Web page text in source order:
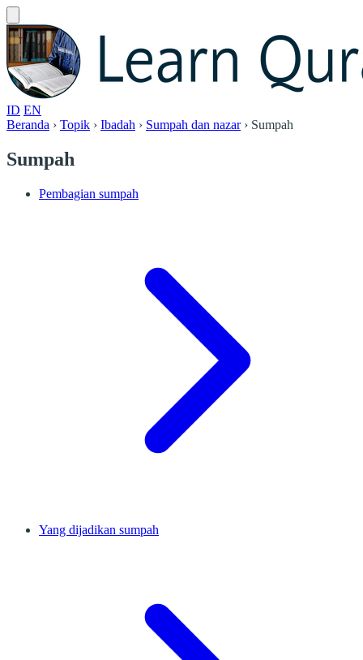
ID EN
Beranda › Topik › Ibadah › Sumpah dan nazar › Sumpah
Sumpah
Pembagian sumpah
Yang dijadikan sumpah